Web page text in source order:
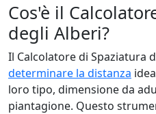
Cos'è il
degli Alberi?
Il Calcolatore di Spaziatura
determinare la distanza
loro tipo, dimensione da
piantagione. Questo